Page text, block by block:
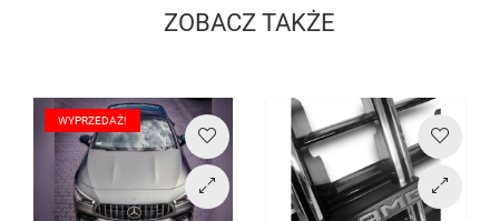
ZOBACZ TAKŻE
WYPRZEDAŻ! Cena Cena